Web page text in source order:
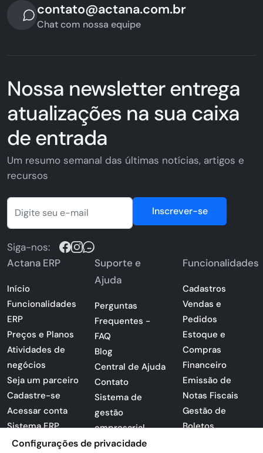
contato@actana.com.br
Chat com nossa equipe
Nossa newsletter entrega
atualizações na sua caixa
de entrada
Um resumo semanal das últimas notícias, artigos e
recursos
Inscrever-se
Siga-nos:
Actana ERP
Início
Funcionalidades
ERP
Preços e Planos
Atividades de
negócios
Seja um parceiro
Cadastre-se
Acessar conta
Sistema ERP
Apresentação
Suporte e
Ajuda
Perguntas
Frequentes -
FAQ
Blog
Central de Ajuda
Contato
Sistema de
gestão
empresarial
Sistema para
Funcionalidades
Cadastros
Vendas e
Pedidos
Estoque e
Compras
Financeiro
Emissão de
Notas Fiscais
Gestão de
Boletos
Configurações de privacidade